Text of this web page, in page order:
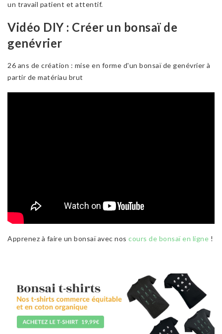
un travail patient et attentif.
Vidéo DIY : Créer un bonsaï de
genévrier
26 ans de création : mise en forme d'un bonsaï de genévrier à
partir de matériau brut
Apprenez à faire un bonsaï avec nos cours de bonsaï en ligne !